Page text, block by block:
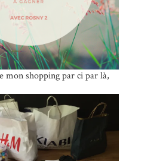
mon shopping par ci par là,